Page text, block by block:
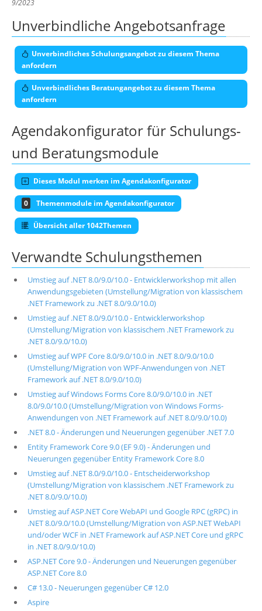
9/2023
Unverbindliche Angebotsanfrage
Unverbindliches Schulungsangebot zu diesem Thema
anfordern
Unverbindliches Beratungangebot zu diesem Thema
anfordern
Agendakonfigurator für Schulungs-
und Beratungsmodule
Dieses Modul merken im Agendakonfigurator
0 Themenmodule im Agendakonfigurator
Übersicht aller 1042Themen
Verwandte Schulungsthemen
Umstieg auf .NET 8.0/9.0/10.0 - Entwicklerworkshop mit allen
Anwendungsgebieten (Umstellung/Migration von klassischem
.NET Framework zu .NET 8.0/9.0/10.0)
Umstieg auf .NET 8.0/9.0/10.0 - Entwicklerworkshop
(Umstellung/Migration von klassischem .NET Framework zu
.NET 8.0/9.0/10.0)
Umstieg auf WPF Core 8.0/9.0/10.0 in .NET 8.0/9.0/10.0
(Umstellung/Migration von WPF-Anwendungen von .NET
Framework auf .NET 8.0/9.0/10.0)
Umstieg auf Windows Forms Core 8.0/9.0/10.0 in .NET
8.0/9.0/10.0 (Umstellung/Migration von Windows Forms-
Anwendungen von .NET Framework auf .NET 8.0/9.0/10.0)
.NET 8.0 - Änderungen und Neuerungen gegenüber .NET 7.0
Entity Framework Core 9.0 (EF 9.0) - Änderungen und
Neuerungen gegenüber Entity Framework Core 8.0
Umstieg auf .NET 8.0/9.0/10.0 - Entscheiderworkshop
(Umstellung/Migration von klassischem .NET Framework zu
.NET 8.0/9.0/10.0)
Umstieg auf ASP.NET Core WebAPI und Google RPC (gRPC) in
.NET 8.0/9.0/10.0 (Umstellung/Migration von ASP.NET WebAPI
und/oder WCF in .NET Framework auf ASP.NET Core und gRPC
in .NET 8.0/9.0/10.0)
ASP.NET Core 9.0 - Änderungen und Neuerungen gegenüber
ASP.NET Core 8.0
C# 13.0 - Neuerungen gegenüber C# 12.0
Aspire